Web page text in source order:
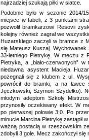
najrzadziej szukają piłki w siatce.
Podobnie było w sezonie 2014/
miejsce w tabeli, z 3 punktami
pozwolił bramkarzowi Resovii
kolejny również zagrał we
Huzarskiego zaczęli w bramce z
się Mateusz Kuszaj. Wychowanek
33-letniego Pietrykę. W meczu z
Pietryka, a „biało-czerwonych”
niedawna asystent Macieja
pożegnali się z klubem z ul.
powrócił do bramki, a na ławce
Jęczkowski, Szymon Szydełko).
młodym adeptom Szkoły
przynosiły oczekiwany efekt. W
po pierwszej połowie 3:0. Po
minucie Marcina Pietrykę zastąpił
ważną postacią w rzeszowskim
zdobyli 3 gole. Mecz zakończył